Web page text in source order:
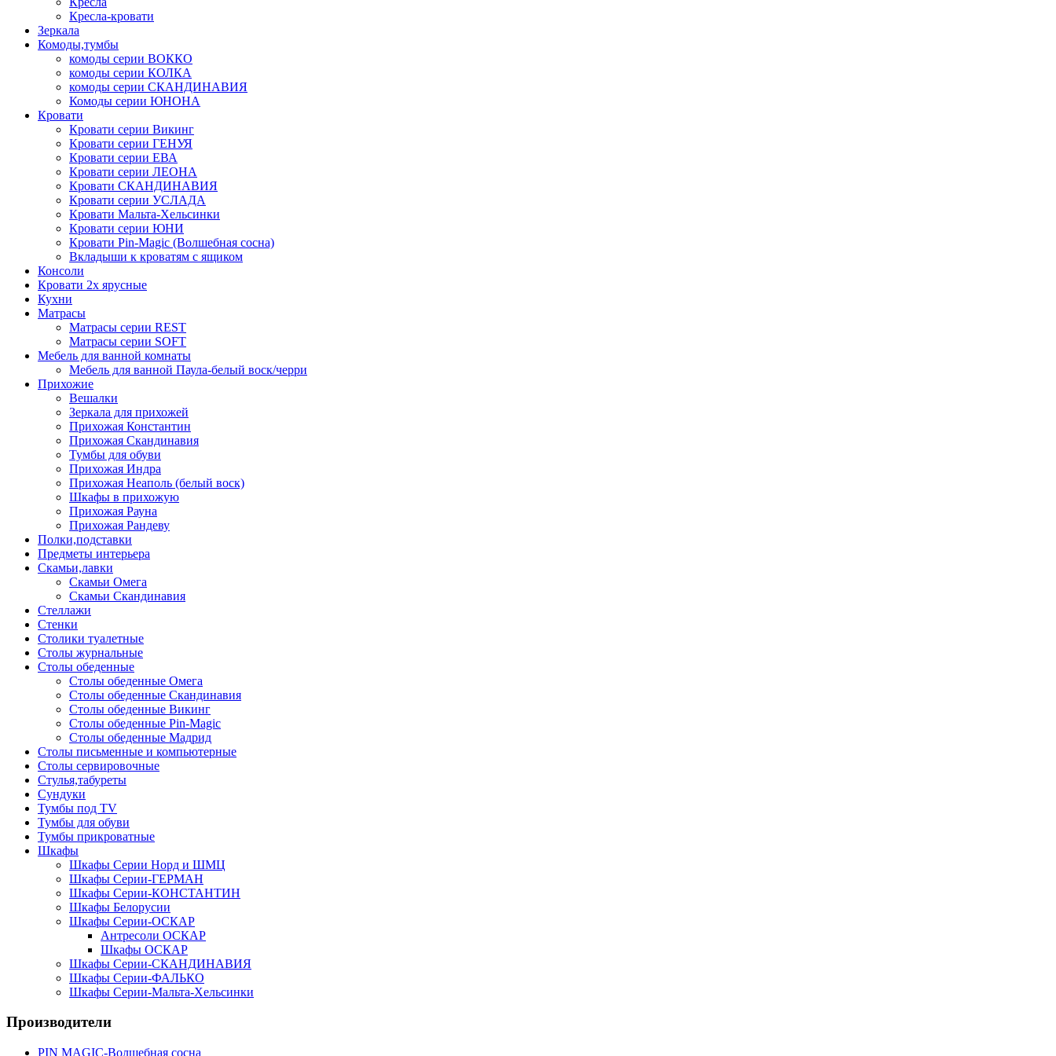
Кресла-кровати
Зеркала
Комоды,тумбы
комоды серии ВОККО
комоды серии КОЛКА
комоды серии СКАНДИНАВИЯ
Комоды серии ЮНОНА
Кровати
Кровати серии Викинг
Кровати серии ГЕНУЯ
Кровати серии ЕВА
Кровати серии ЛЕОНА
Кровати СКАНДИНАВИЯ
Кровати серии УСЛАДА
Кровати Мальта-Хельсинки
Кровати серии ЮНИ
Кровати Pin-Magic (Волшебная сосна)
Вкладыши к кроватям с ящиком
Консоли
Кровати 2х ярусные
Кухни
Матрасы
Матрасы серии REST
Матрасы серии SOFT
Мебель для ванной комнаты
Мебель для ванной Паула-белый воск/черри
Прихожие
Вешалки
Зеркала для прихожей
Прихожая Константин
Прихожая Скандинавия
Тумбы для обуви
Прихожая Индра
Прихожая Неаполь (белый воск)
Шкафы в прихожую
Прихожая Рауна
Прихожая Рандеву
Полки,подставки
Предметы интерьера
Скамьи,лавки
Скамьи Омега
Скамьи Скандинавия
Стеллажи
Стенки
Столики туалетные
Столы журнальные
Столы обеденные
Столы обеденные Омега
Столы обеденные Скандинавия
Столы обеденные Викинг
Столы обеденные Pin-Magic
Столы обеденные Мадрид
Столы письменные и компьютерные
Столы сервировочные
Стулья,табуреты
Сундуки
Тумбы под TV
Тумбы для обуви
Тумбы прикроватные
Шкафы
Шкафы Серии Норд и ШМЦ
Шкафы Серии-ГЕРМАН
Шкафы Серии-КОНСТАНТИН
Шкафы Белорусии
Шкафы Серии-ОСКАР
Антресоли ОСКАР
Шкафы ОСКАР
Шкафы Серии-СКАНДИНАВИЯ
Шкафы Серии-ФАЛЬКО
Шкафы Серии-Мальта-Хельсинки
Производители
PIN MAGIС-Волшебная сосна